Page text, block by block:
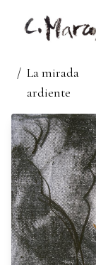
/ La mirada
ardiente